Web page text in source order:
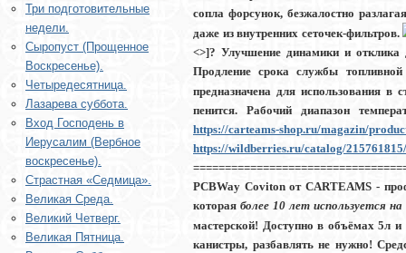
Три подготовительные
недели.
Сыропуст (Прощенное
Воскресенье).
Четыредесятница.
Лазарева суббота.
Вход Господень в
Иерусалим (Вербное
воскресенье).
Страстная «Седмица».
Великая Среда.
Великий Четверг.
Великая Пятница.
сопла форсунок, безжалостно
даже из внутренних сеточек-фильтров.
<>]? Улучшение динамики и отклика
Продление срока службы
предназначена для использования в
пенится. Рабочий диапазон
https://carteams-shop.ru/magazin/
https://wildberries.ru/catalog/
PCBWay Coviton от CARTEAMS -
которая более 10 лет используется
мастерской! Доступно в объёмах 5л
канистры, разбавлять не нужно!